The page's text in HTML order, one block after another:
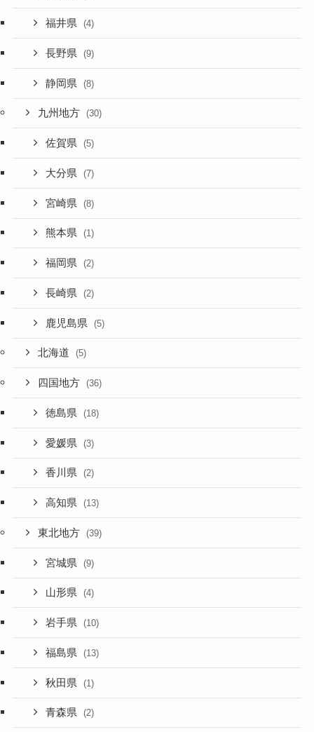
福井県 (4)
長野県 (9)
静岡県 (8)
九州地方 (30)
佐賀県 (5)
大分県 (7)
宮崎県 (8)
熊本県 (1)
福岡県 (2)
長崎県 (2)
鹿児島県 (5)
北海道 (5)
四国地方 (36)
徳島県 (18)
愛媛県 (3)
香川県 (2)
高知県 (13)
東北地方 (39)
宮城県 (9)
山形県 (4)
岩手県 (10)
福島県 (13)
秋田県 (1)
青森県 (2)